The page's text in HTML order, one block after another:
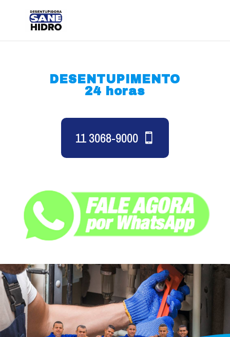
DESENTUPIMENTO
24 horas
11 3068-9000